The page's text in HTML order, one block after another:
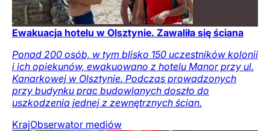
Ewakuacja hotelu w Olsztynie. Zawaliła się ściana
Ponad 200 osób, w tym blisko 150 uczestników kolonii
i ich opiekunów, ewakuowano z hotelu Manor przy ul.
Kanarkowej w Olsztynie. Podczas prowadzonych
przy budynku prac budowlanych doszło do
uszkodzenia jednej z zewnętrznych ścian.
KrajObserwator mediów